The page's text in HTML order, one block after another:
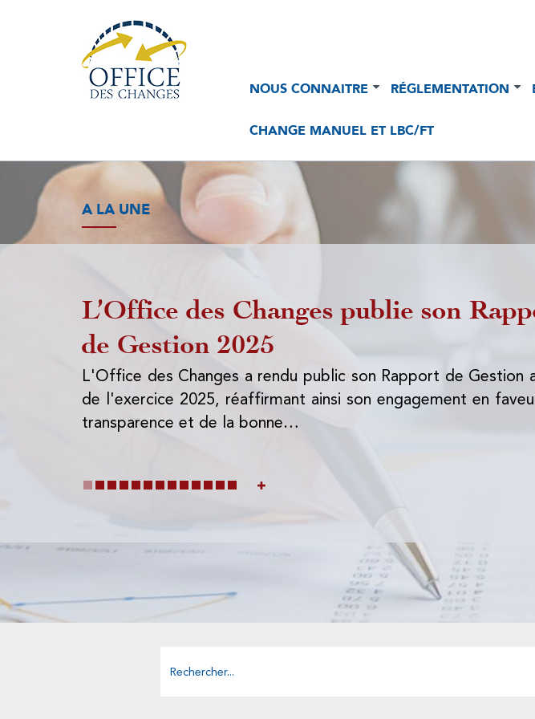
Navigation
Navigation
NOUS CONNAITRE RÉGLEMENTATION
CHANGE MANUEL ET LBC/FT
A LA UNE
L’Office des Changes publie son
de Gestion 2025
L'Office des Changes a rendu public son Rapport de Gestion
de l'exercice 2025, réaffirmant ainsi son engagement en
transparence et de la bonne…